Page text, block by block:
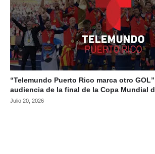
“Telemundo Puerto Rico marca otro
audiencia de la final de la Copa Mundial
Julio 20, 2026